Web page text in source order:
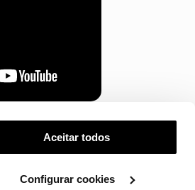
Aceitar todos
Configurar cookies